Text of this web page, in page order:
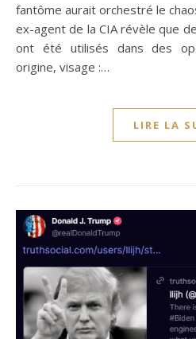
fantôme aurait orchestré le
ex-agent de la CIA révèle que
ont été utilisés dans des
origine, visage :…
LIRE LA